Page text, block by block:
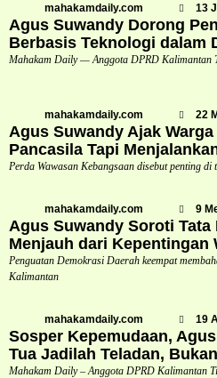
mahakamdaily.com 13
Agus Suwandy Dorong
Berbasis Teknologi dalam
Mahakam Daily — Anggota DPRD Kalimantan
mahakamdaily.com 22
Agus Suwandy Ajak
Pancasila Tapi
Perda Wawasan Kebangsaan disebut penting
mahakamdaily.com 9
Agus Suwandy Soroti Tata
Menjauh dari Kepentingan
Penguatan Demokrasi Daerah keempat
Kalimantan
mahakamdaily.com 19
Sosper Kepemudaan,
Tua Jadilah Teladan,
Mahakam Daily – Anggota DPRD Kalimantan